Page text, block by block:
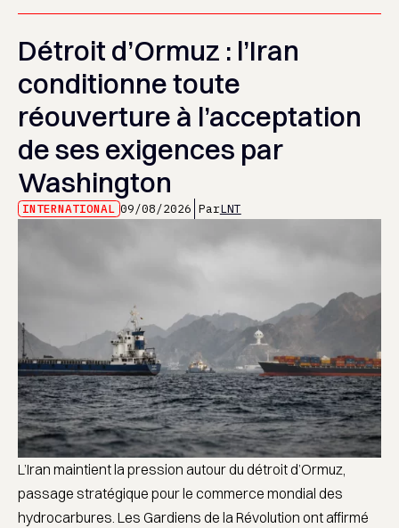
Détroit d’Ormuz : l’Iran
conditionne toute
réouverture à l’acceptation
de ses exigences par
Washington
INTERNATIONAL 09/08/2026 ParLNT
L’Iran maintient la pression autour du détroit d’Ormuz,
passage stratégique pour le commerce mondial des
hydrocarbures. Les Gardiens de la Révolution ont affirmé